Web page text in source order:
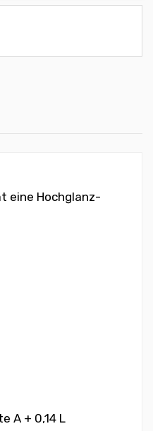
eine Hochglanz-
A + 0,14 L